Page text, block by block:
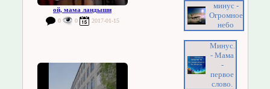
ой, мама ландыши
0 0 2017-01-15
минус -
Огромное
небо
Минус.
- Мама
-
первое
слово.